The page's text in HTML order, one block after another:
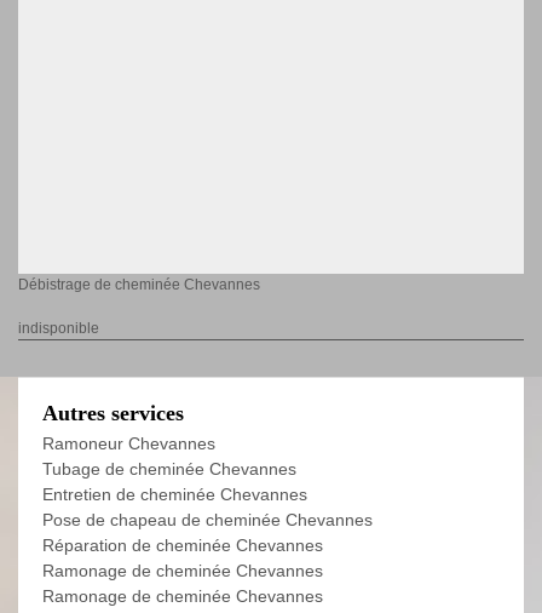
Débistrage de cheminée Chevannes
indisponible
Autres services
Ramoneur Chevannes
Tubage de cheminée Chevannes
Entretien de cheminée Chevannes
Pose de chapeau de cheminée Chevannes
Réparation de cheminée Chevannes
Ramonage de cheminée Chevannes
Ramonage de cheminée Chevannes